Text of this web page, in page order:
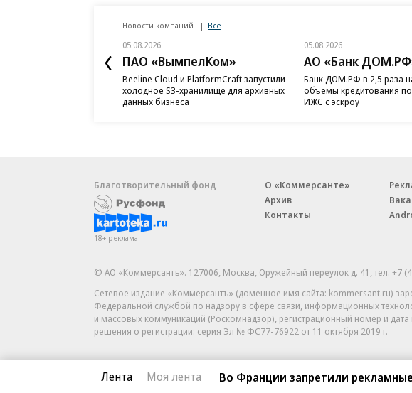
Новости компаний Все
05.08.2026
ПАО «ВымпелКом»
Beeline Cloud и PlatformCraft запустили
холодное S3-хранилище для архивных
данных бизнеса
05.08.2026
АО «Банк
Банк ДОМ.РФ в 2,5 раза
объемы кредитования
ИЖС с эскроу
Лента Моя лента Во Франции запретили
Благотворительный фонд
18+ реклама
О «Коммерсанте»
Архив
Контакты
© АО «Коммерсантъ». 127006, Москва, Оружейный переулок д. 41,тел. +7
Сетевое издание «Коммерсантъ» (доменное имя сайта: kommersant.ru)
Федеральной службой по надзору в сфере связи, информационных
и массовых коммуникаций (Роскомнадзор), регистрационный номер и дата
решения о регистрации: серия Эл № ФС77-76922 от 11 октября 2019 г.